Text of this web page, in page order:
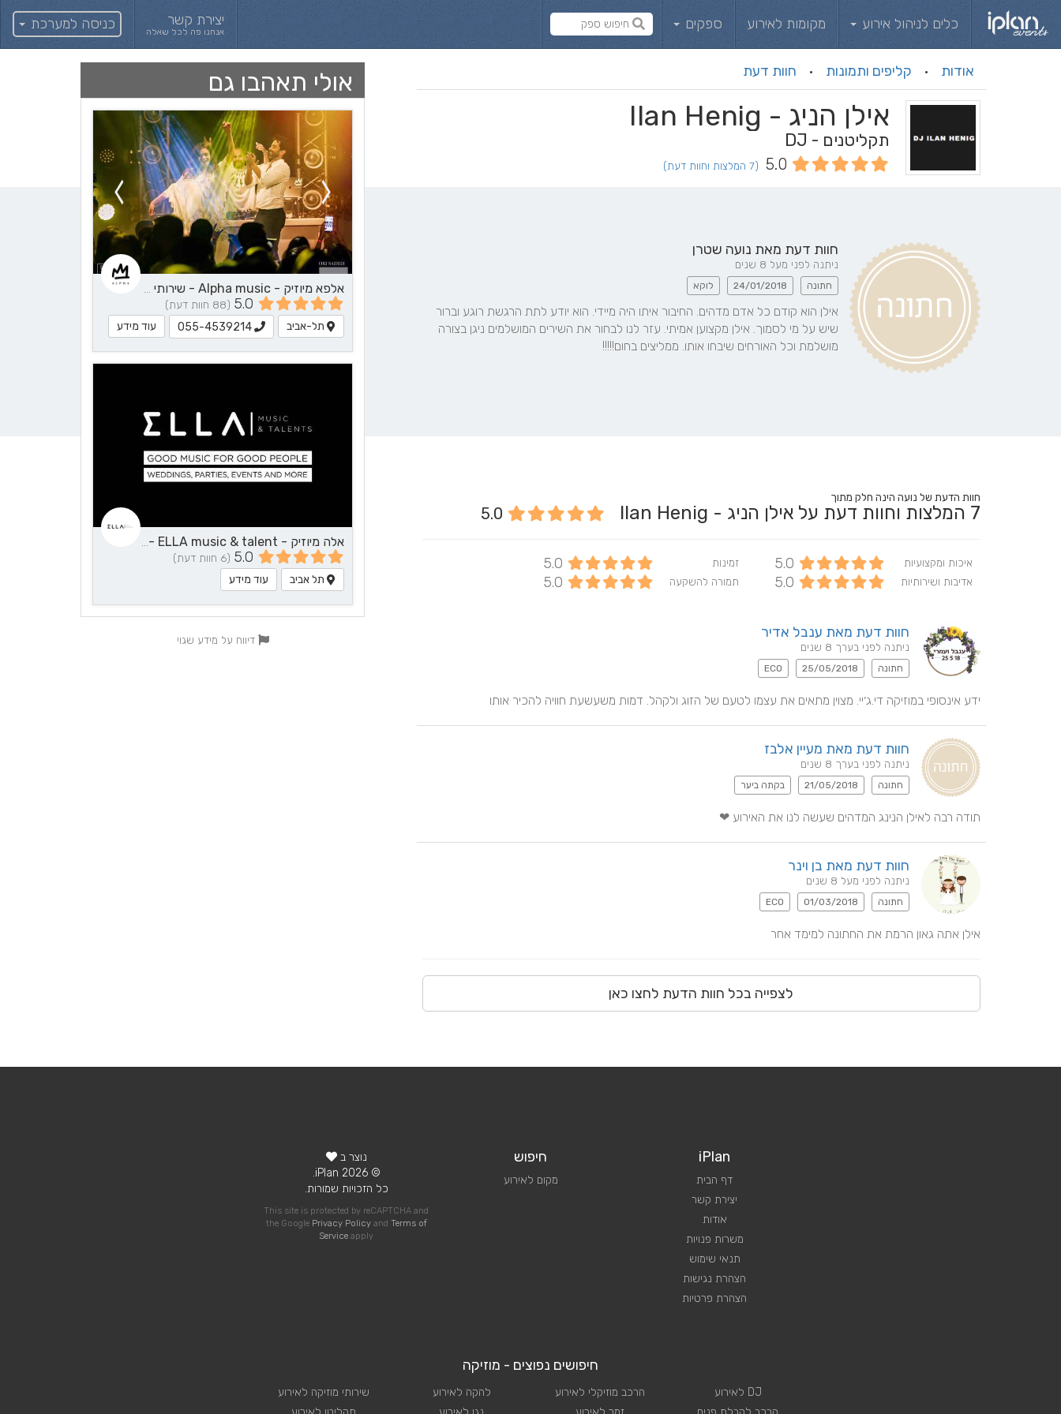
כלים לניהול אירוע מקומות לאירוע ספקים יצירת קשר
אנחנו פה לכל שאלה כניסה למערכת
אודות · קליפים ותמונות · חוות דעת אולי תאהבו גם
אלפא מיוזיק - Alpha music - שירותי מוזיקה
5.0 (88 חוות דעת)
תל-אביב 055-4539214 עוד מידע
אלה מיוזיק - ELLA music & talent - שירותי מוזיקה
5.0 (6 חוות דעת)
תל אביב עוד מידע
דיווח על מידע שגוי
אילן הניג - Ilan Henig
תקליטנים - DJ
5.0 (7 המלצות וחוות דעת)
חוות דעת מאת נועה שטרן
ניתנה לפני מעל 8 שנים
חתונה 24/01/2018 לוקא
מושלמת וכל האורחים שיבחו אותו. ממליצים בחום!!!!!
חוות הדעת של נועה הינה חלק מתוך
7 המלצות וחוות דעת על אילן הניג - Ilan Henig 5.0
איכות ומקצועיות 5.0 זמינות 5.0
אדיבות ושירותיות 5.0 תמורה להשקעה 5.0
חוות דעת מאת ענבל אדיר
ניתנה לפני בערך 8 שנים
חתונה 25/05/2018
ECO
ידע אינסופי במוזיקה די.ג׳יי. מצוין מתאים את עצמו לטעם של הזוג ולקהל. דמות משעשעת חוויה להכיר אותו
חוות דעת מאת מעיין אלבז
ניתנה לפני בערך 8 שנים
חתונה 21/05/2018 בקתה ביער
תודה רבה לאילן הנינג המדהים שעשה לנו את האירוע ❤
חוות דעת מאת בן וינר
ניתנה לפני מעל 8 שנים
חתונה 01/03/2018
ECO
אילן אתה גאון הרמת את החתונה למימד אחר
לצפייה בכל חוות הדעת לחצו כאן
iPlan
דף הבית
יצירת קשר
אודות
משרות פנויות
תנאי שימוש
הצהרת נגישות
הצהרת פרטיות
חיפוש
מקום לאירוע
נוצר ב
© 2026 iPlan.
כל הזכויות שמורות.
This site is protected by reCAPTCHA and
the Google Privacy Policyand Terms of
Service apply
חיפושים נפוצים - מוזיקה
DJ לאירוע
הרכב מוזיקלי לאירוע
להקה לאירוע
שירותי מוזיקה לאירוע